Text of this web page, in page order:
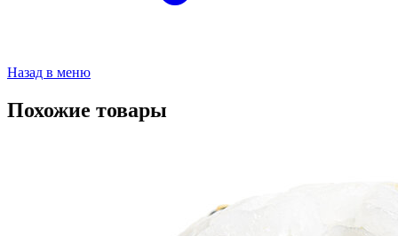
Назад в меню
Похожие товары